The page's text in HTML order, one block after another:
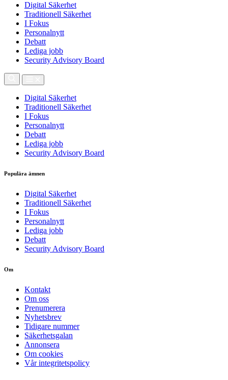
Digital Säkerhet
Traditionell Säkerhet
I Fokus
Personalnytt
Debatt
Lediga jobb
Security Advisory Board
Digital Säkerhet
Traditionell Säkerhet
I Fokus
Personalnytt
Debatt
Lediga jobb
Security Advisory Board
Populära ämnen
Digital Säkerhet
Traditionell Säkerhet
I Fokus
Personalnytt
Lediga jobb
Debatt
Security Advisory Board
Om
Kontakt
Om oss
Prenumerera
Nyhetsbrev
Tidigare nummer
Säkerhetsgalan
Annonsera
Om cookies
Vår integritetspolicy